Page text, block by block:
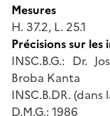
Mesures
H. 37.2, L. 25.1
Précisions sur
INSC.B.G.: Dr.
Broba Kanta
INSC.B.DR. (dans
D.M.G.: 1986